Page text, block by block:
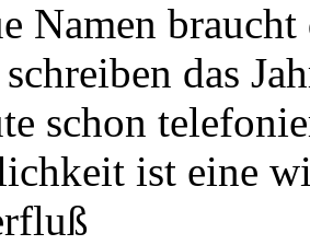
Namen
das
schon
ist eine